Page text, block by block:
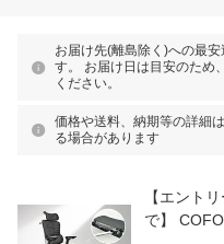
お届け先(離島除く)への最
す。 お届け日は目安のため
ください。
価格や送料、納期等の詳細
る場合があります
【エント
で】